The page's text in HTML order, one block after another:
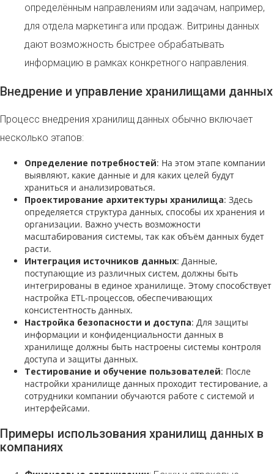
определённым направлениям или задачам, например,
для отдела маркетинга или продаж. Витрины данных
дают возможность быстрее обрабатывать
информацию в рамках конкретного направления.
Внедрение и управление хранилищами данных
Процесс внедрения хранилищ данных обычно включает
несколько этапов:
Определение потребностей: На этом этапе компании
выявляют, какие данные и для каких целей будут
храниться и анализироваться.
Проектирование архитектуры хранилища: Здесь
определяется структура данных, способы их хранения и
организации. Важно учесть возможности
масштабирования системы, так как объём данных будет
расти.
Интеграция источников данных: Данные,
поступающие из различных систем, должны быть
интегрированы в единое хранилище. Этому способствует
настройка ETL-процессов, обеспечивающих
консистентность данных.
Настройка безопасности и доступа: Для защиты
информации и конфиденциальности данных в
хранилище должны быть настроены системы контроля
доступа и защиты данных.
Тестирование и обучение пользователей: После
настройки хранилище данных проходит тестирование, а
сотрудники компании обучаются работе с системой и
интерфейсами.
Примеры использования хранилищ данных в
компаниях